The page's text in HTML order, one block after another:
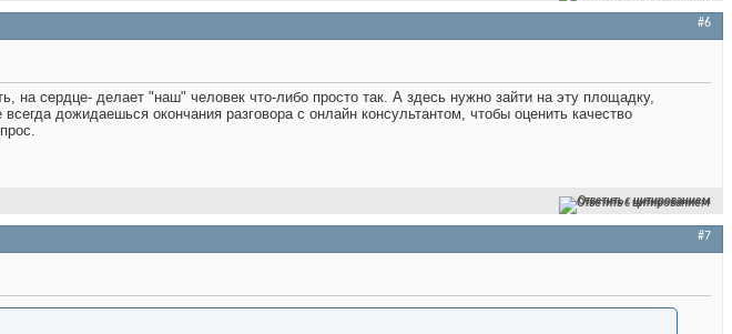
#6
на сердце- делает "наш" человек что-либо просто так. А здесь нужно зайти на эту площадку,
дожидаешься окончания разговора с онлайн консультантом, чтобы оценить качество
Ответить с цитированием
#7